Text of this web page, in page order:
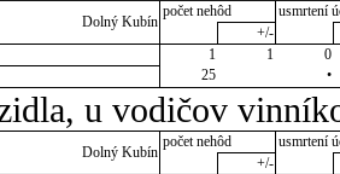
Dolný Kubín
počet nehôd
usmrtení
+/-
1 1
0
25 •
u vodičov
Dolný Kubín
počet nehôd
usmrtení
+/-